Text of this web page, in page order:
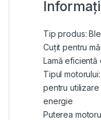
Tip produs:
Cuțit pentru
Lamă eficientă
Tipul
pentru
energie
Puterea